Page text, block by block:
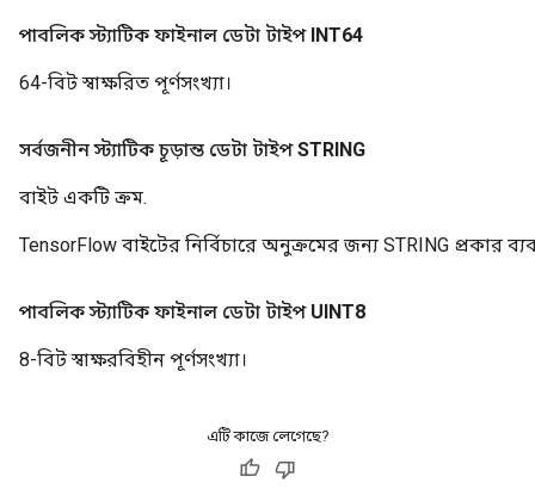
পাবলিক স্ট্যাটিক ফাইনাল ডেটা টাইপ INT64
64-বিট স্বাক্ষরিত পূর্ণসংখ্যা।
সর্বজনীন স্ট্যাটিক চূড়ান্ত ডেটা টাইপ STRING
বাইট একটি ক্রম.
TensorFlow বাইটের নির্বিচারে অনুক্রমের জন্য STRING প্রকার
পাবলিক স্ট্যাটিক ফাইনাল ডেটা টাইপ UINT8
8-বিট স্বাক্ষরবিহীন পূর্ণসংখ্যা।
এটি কাজে লেগেছে?